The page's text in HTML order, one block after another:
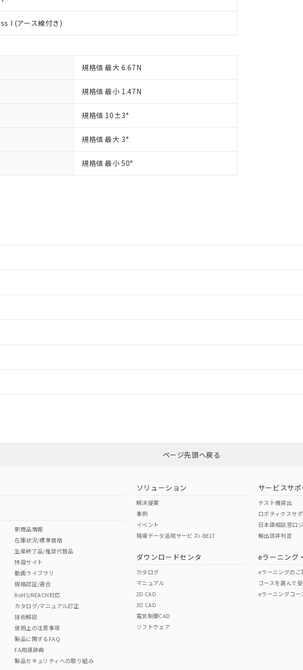
I (アース線付き)
規格値 最大 6.67N
規格値 最小 1.47N
規格値 10±3°
規格値 最大 3°
規格値 最小 50°
ダウンロードはこちら
Cr(VI)
品であっても、流通在庫等で未対応品が混在する可能性があります。
もしくは販売店へお問い合わせください。
（日本
（アメリカ
この製品の規格認証/適合
その他の認証はこちらのページからご
ページ先頭へ戻る
新商品情報
在庫状況/標準価格
生産終了品/推奨代替品
特設サイト
動画ライブラリ
規格認証/適合
RoHS/REACH対応
カタログ/マニュアル訂正
技術解説
使用上の注意事項
製品に関するFAQ
FA用語辞典
製品セキュリティへの取り組み
ソリューション
解決提案
事例
イベント
現場データ活用サービスi-BELT
ダウンロードセンタ
カタログ
マニュアル
2D CAD
3D CAD
電気制御CAD
ソフトウェア
サービスサポ
テスト機貸出
ロボティクスサ
日本語相談窓口
輸出該非判定
eラーニング
eラーニングのご
コースを選んで
eラーニングコー